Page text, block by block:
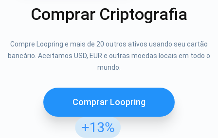
Comprar Criptografia
Compre Loopring e mais de 20 outros ativos usando seu cartão
bancário. Aceitamos USD, EUR e outras moedas locais em todo o
mundo.
Comprar Loopring